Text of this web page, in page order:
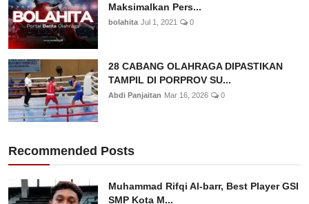
Maksimalkan Pers...
bolahita Jul 1, 2021 0
28 CABANG OLAHRAGA DIPASTIKAN
TAMPIL DI PORPROV SU...
Abdi Panjaitan Mar 16, 2026 0
Recommended Posts
Muhammad Rifqi Al-barr, Best Player GSI
SMP Kota M...